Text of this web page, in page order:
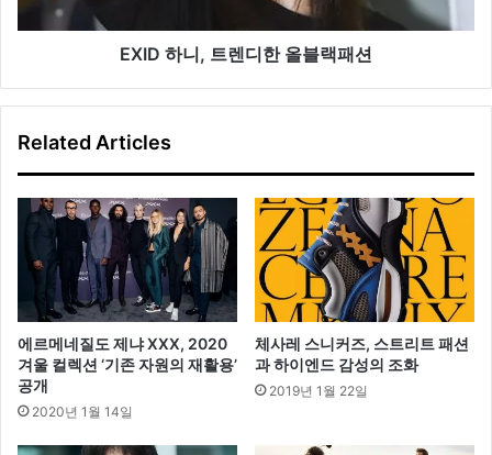
블
EXID 하니, 트렌디한 올블랙패션
Related Articles
에르메네질도 제냐 XXX, 2020
겨울 컬렉션 ‘기존 자원의 재활용’
공개
2020년 1월 14일
체사레 스니커즈, 스트리트 패션
과 하이엔드 감성의 조화
2019년 1월 22일